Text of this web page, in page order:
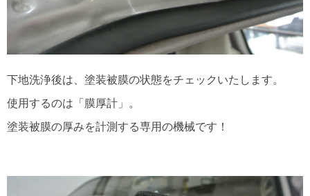
下地洗浄後は、塗装被膜の状態をチェックいたします。
使用するのは「膜厚計」。
塗装被膜の厚みを計測する専用の機械です！